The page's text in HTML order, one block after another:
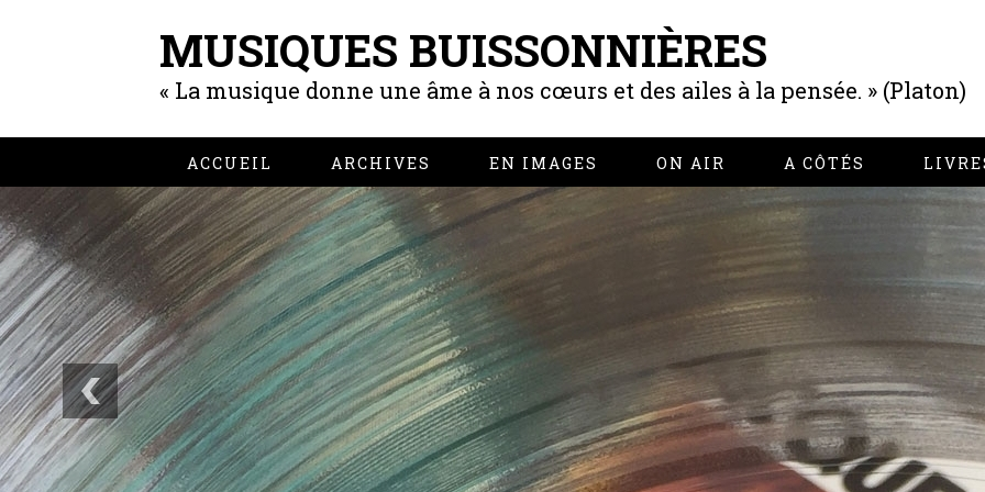
MUSIQUES BUISSONNIÈRES
« La musique donne une âme à nos cœurs et des ailes à la pensée. » (Platon)
ACCUEIL ARCHIVES EN IMAGES ON AIR A CÔTÉS